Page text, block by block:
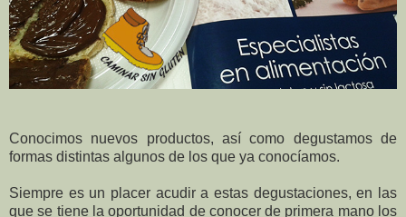
Conocimos nuevos productos, así como degustamos de
formas distintas algunos de los que ya conocíamos.
Siempre es un placer acudir a estas degustaciones, en las
que se tiene la oportunidad de conocer de primera mano los